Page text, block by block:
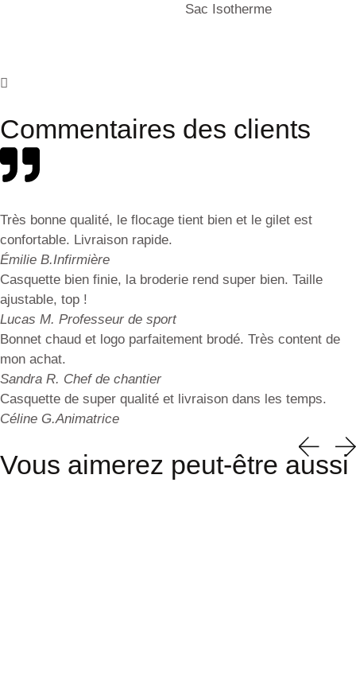
Sac Isotherme
Commentaires des clients
Très bonne qualité, le flocage tient bien et le gilet est
confortable. Livraison rapide.
Émilie B.Infirmière
Casquette bien finie, la broderie rend super bien. Taille
ajustable, top !
Lucas M. Professeur de sport
Bonnet chaud et logo parfaitement brodé. Très content de
mon achat.
Sandra R. Chef de chantier
Casquette de super qualité et livraison dans les temps.
Céline G.Animatrice
Vous aimerez peut-être aussi